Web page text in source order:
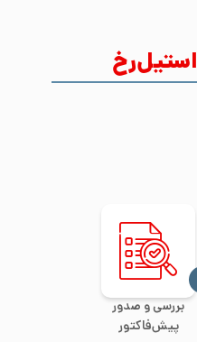
استیل‌رخ
بررسی و صدور
پیش‌فاکتور